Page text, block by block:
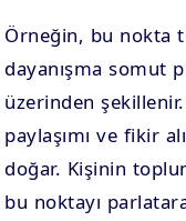
Örneğin, bu nokta
dayanışma somut
üzerinden
paylaşımı ve fikir
doğar. Kişinin
bu noktayı